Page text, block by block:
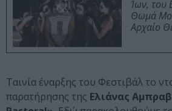
Ίων, του
Θωμά
Αρχαίο
Ταινία έναρξης του Φεστιβάλ το
παρατήρησης της Ελιάνας